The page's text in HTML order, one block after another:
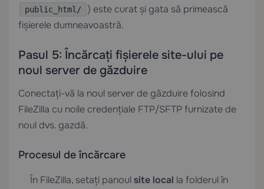
public_html/
) este curat și gata să primească
fișierele dumneavoastră.
Pasul 5: Încărcați fișierele site-ului pe
noul server de găzduire
Conectați-vă la noul server de găzduire folosind
FileZilla cu noile credențiale FTP/SFTP furnizate de
noul dvs. gazdă.
Procesul de încărcare
În FileZilla, setați panoul site local la folderul în